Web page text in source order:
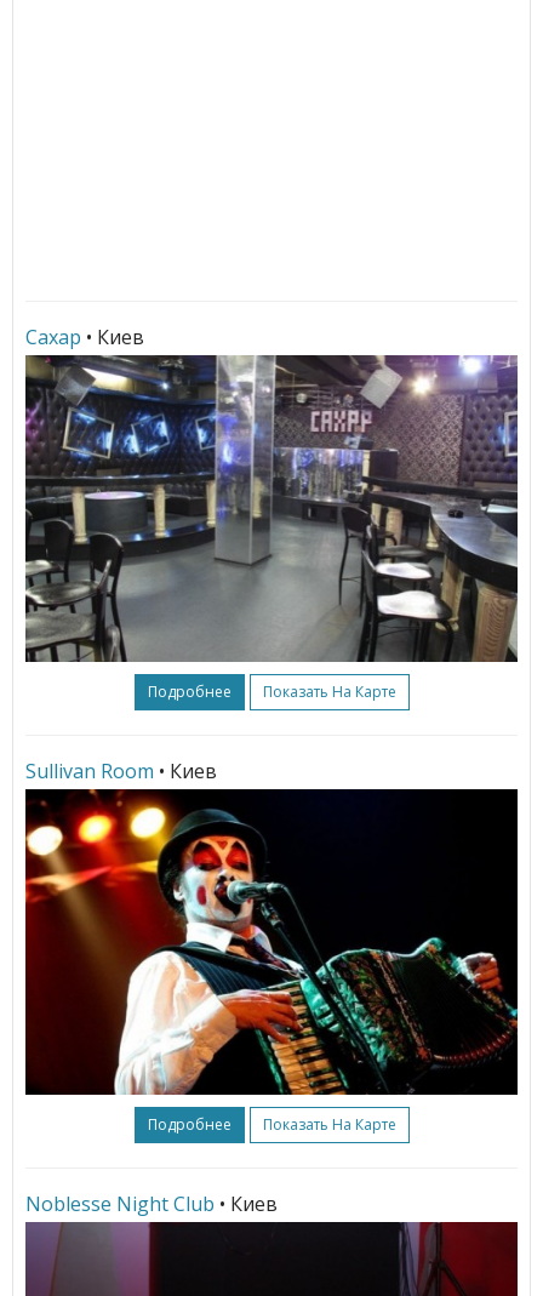
Сахар • Киев
Подробнее Показать На Карте
Sullivan Room • Киев
Подробнее Показать На Карте
Noblesse Night Club • Киев